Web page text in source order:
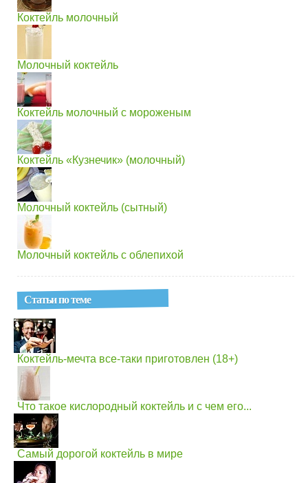
Коктейль молочный
Молочный коктейль
Коктейль молочный с мороженым
Коктейль «Кузнечик» (молочный)
Молочный коктейль (сытный)
Молочный коктейль с облепихой
Статьи по теме
Коктейль-мечта все-таки приготовлен (18+)
Что такое кислородный коктейль и с чем его...
Самый дорогой коктейль в мире